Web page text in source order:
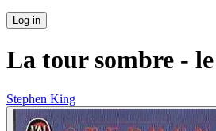
Log in
La tour sombre -
Stephen King